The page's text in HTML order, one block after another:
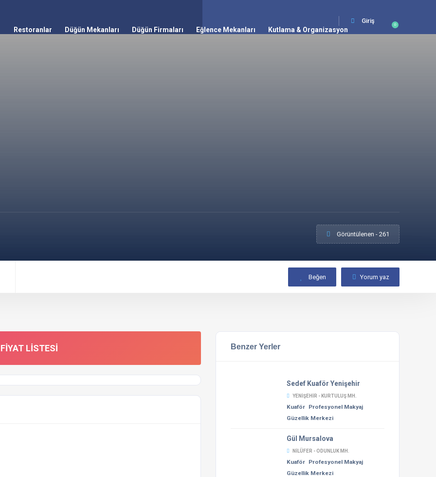
0
Giriş
Restoranlar Düğün Mekanları Düğün Firmaları Eğlence Mekanları Kutlama & Organizasyon
Görüntülenen - 261
Beğen Yorum yaz
LISTESI Benzer Yerler
Sedef Kuaför Yenişehir
YENIŞEHIR - KURTULUŞ MH.
Kuaför Profesyonel Makyaj
Güzellik Merkezi
Gül Mursalova
NILÜFER - ODUNLUK MH.
Kuaför Profesyonel Makyaj
Güzellik Merkezi